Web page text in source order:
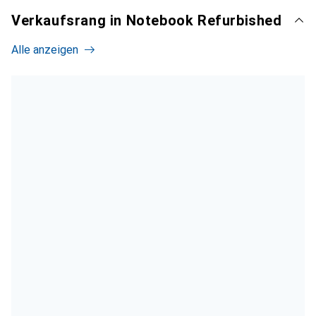
Verkaufsrang in Notebook Refurbished
Alle anzeigen